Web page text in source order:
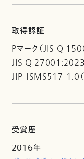
取得認証
Pマーク（JIS Q
JIS Q
JIP-ISMS517-1.0
受賞歴
2016年